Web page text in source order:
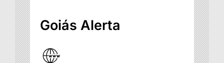
Goiás Alerta